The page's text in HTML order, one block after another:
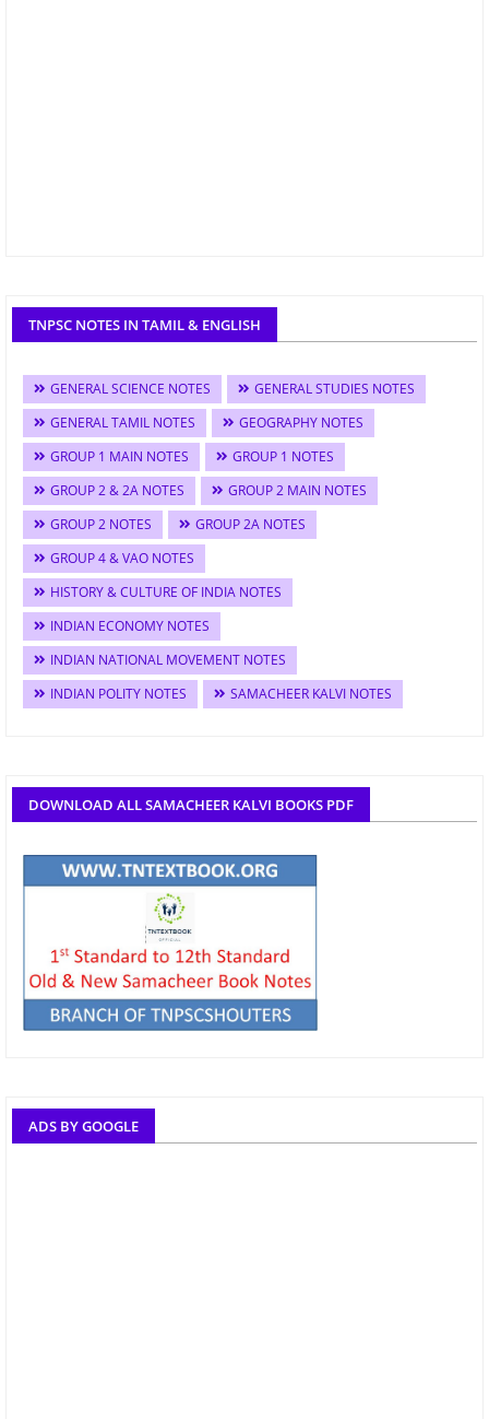
TNPSC NOTES IN TAMIL & ENGLISH
GENERAL SCIENCE NOTES
GENERAL STUDIES NOTES
GENERAL TAMIL NOTES
GEOGRAPHY NOTES
GROUP 1 MAIN NOTES
GROUP 1 NOTES
GROUP 2 & 2A NOTES
GROUP 2 MAIN NOTES
GROUP 2 NOTES
GROUP 2A NOTES
GROUP 4 & VAO NOTES
HISTORY & CULTURE OF INDIA NOTES
INDIAN ECONOMY NOTES
INDIAN NATIONAL MOVEMENT NOTES
INDIAN POLITY NOTES
SAMACHEER KALVI NOTES
DOWNLOAD ALL SAMACHEER KALVI BOOKS PDF
ADS BY GOOGLE